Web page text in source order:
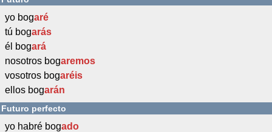
yo bogaré
tú bogarás
él bogará
nosotros bogaremos
vosotros bogaréis
ellos bogarán
Futuro perfecto
yo habré bogado